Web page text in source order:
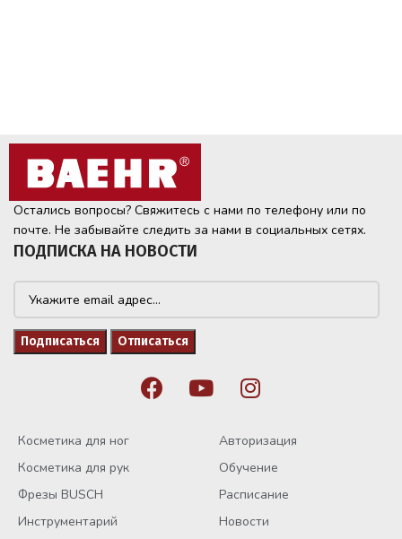
Остались вопросы? Свяжитесь с нами по телефону или по
почте. Не забывайте следить за нами в социальных сетях.
ПОДПИСКА НА НОВОСТИ
Косметика для ног
Косметика для рук
Фрезы BUSCH
Инструментарий
Авторизация
Обучение
Расписание
Новости